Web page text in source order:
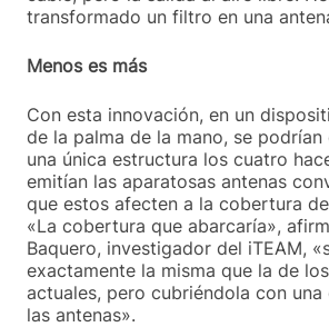
transformado un filtro en una
Menos es más
Con esta innovación, en un
de la palma de la mano, se
una única estructura los cuatro
emitían las aparatosas antenas
que estos afecten a la cobertura
«La cobertura que abarcaría»,
Baquero, investigador del iTEAM,
exactamente la misma que la de
actuales, pero cubriéndola con
las antenas».